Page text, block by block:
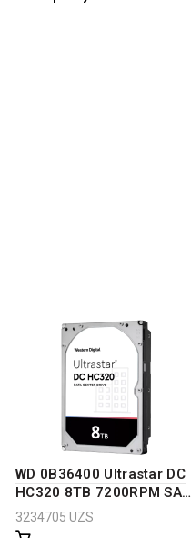
WD 0B36400 Ultrastar DC
HC320 8TB 7200RPM SAS
12Gbps 256MB Cache (SE
/ 512e) 3.5-Inch Internal
3234705 UZS